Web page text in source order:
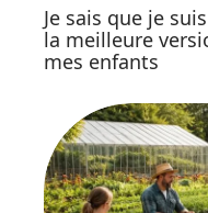
Je sais que je
la meilleure
mes enfants